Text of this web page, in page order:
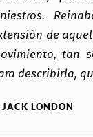
de
tan
describirla,
JACK LONDON